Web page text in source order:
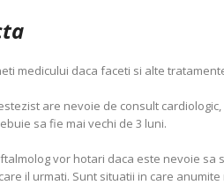
medicului daca faceti si alte
are nevoie de consult
sa fie mai vechi de 3 luni.
vor hotari daca este nevoie sa
il urmati. Sunt situatii in care